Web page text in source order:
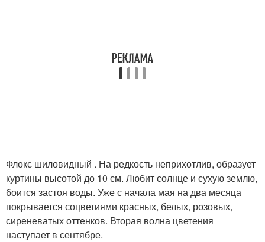
Флокс шиловидный . На редкость неприхотлив, образует
куртины высотой до 10 см. Любит солнце и сухую землю,
боится застоя воды. Уже с начала мая на два месяца
покрывается соцветиями красных, белых, розовых,
сиреневатых оттенков. Вторая волна цветения
наступает в сентябре.